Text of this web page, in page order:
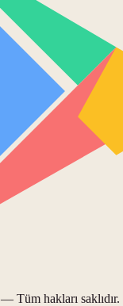
— Tüm hakları saklıdır.